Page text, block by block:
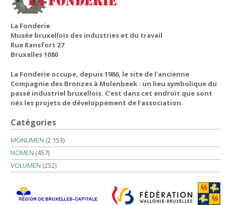
La Fonderie
Musée bruxellois des industries et du travail
Rue Ransfort 27
Bruxelles 1080
La Fonderie occupe, depuis 1986, le site de l’ancienne
Compagnie des Bronzes à Molenbeek : un lieu symbolique du
passé industriel bruxellois. C’est dans cet endroit que sont
nés les projets de développement de l’association.
Catégories
MONUMEN (2 153)
NOMEN (457)
VOLUMEN (252)